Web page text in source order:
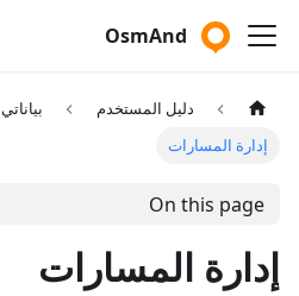
OsmAnd
دليل المستخدم بياناتي
إدارة المسارات
On this page
إدارة المسارات